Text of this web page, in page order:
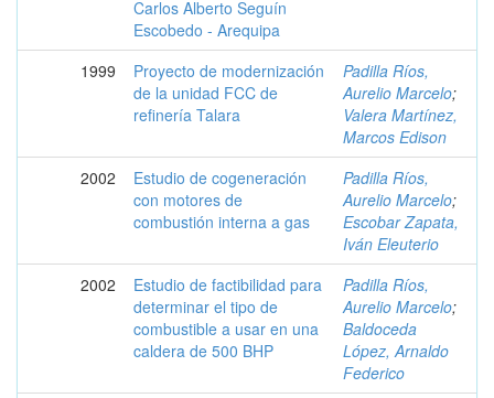
Carlos Alberto Seguín
Escobedo - Arequipa
1999
Proyecto de modernización
de la unidad FCC de
refinería Talara
Padilla Ríos,
Aurelio Marcelo;
Valera Martínez,
Marcos Edison
2002
Estudio de cogeneración
con motores de
combustión interna a gas
Padilla Ríos,
Aurelio Marcelo;
Escobar Zapata,
Iván Eleuterio
2002
Estudio de factibilidad para
determinar el tipo de
combustible a usar en una
caldera de 500 BHP
Padilla Ríos,
Aurelio Marcelo;
Baldoceda
López, Arnaldo
Federico